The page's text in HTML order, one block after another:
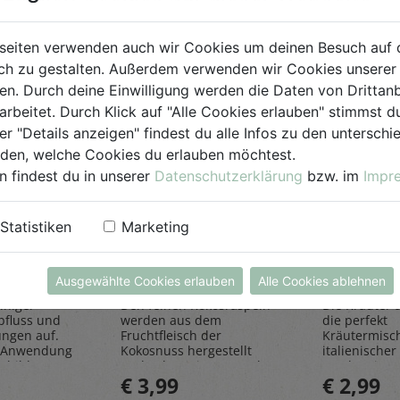
und
auf.
Kokosraspeln
250g
Rapunzel Naturkost
Den feinen Kokosraspeln
werden aus dem
Fruchtfleisch der
Kokosnuss hergestellt
und geben einen Hauch
Exotik in köstliche Kuchen
& Kekse
€ 3,99
Kräuter
Sonnentor
Die Kräuter
die perfekt
italienischer
rundet
und
€ 2,99
verwenden auch wir Cookies um deinen Besuch auf
zu gestalten. Außerdem verwenden wir Cookies
Durch deine Einwilligung werden die Daten von
Durch Klick auf "Alle Cookies erlauben" stimmst
"Details anzeigen" findest du alle Infos zu den
welche Cookies du erlauben möchtest.
findest du in unserer Datenschutzerklärung bzw. im
Statistiken Marketing
Ausgewählte Cookies erlauben Alle Cookies ablehnen